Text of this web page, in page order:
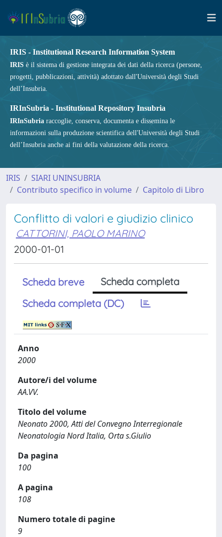
IRIS - Institutional Research Information System
IRIS è il sistema di gestione integrata dei dati della ricerca (persone,
progetti, pubblicazioni, attività) adottato dall'Università degli Studi
dell’Insubria.
IRInSubria - Institutional Repository Insubria
IRInSubria raccoglie, conserva, documenta e dissemina le
informazioni sulla produzione scientifica dell'Università degli Studi
dell’Insubria anche ai fini della valutazione della ricerca.
IRIS
SIARI UNINSUBRIA
Contributo specifico in volume
Capitolo di Libro
Conflitto di valori e giudizio clinico
CATTORINI, PAOLO MARINO
2000-01-01
Scheda breve
Scheda completa
Scheda completa (DC)
Anno
2000
Autore/i del volume
AA.VV.
Titolo del volume
Neonato 2000, Atti del Convegno Interregionale
Neonatologia Nord Italia, Orta s.Giulio
Da pagina
100
A pagina
108
Numero totale di pagine
9